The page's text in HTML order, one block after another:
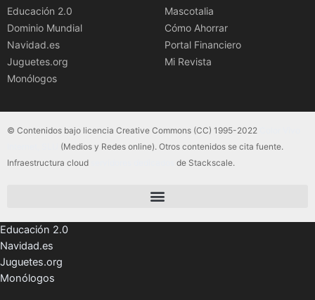
Educación 2.0
Dominio Mundial
Navidad.es
Juguetes.org
Monólogos
Mascotalia
Cómo Ahorrar
Portal Financiero
Mi Revista
© Contenidos bajo licencia Creative Commons (CC) 1995-2022
(Medios y Redes online). Otros contenidos se cita fuente.
Infraestructura cloud
de Stackscale.
Educación 2.0
Navidad.es
Juguetes.org
Monólogos